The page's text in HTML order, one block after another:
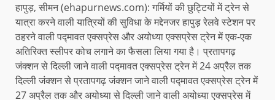
हापुड़, सीमन (ehapurnews.com): गर्मियों की छुट्टियों में ट्रेन से
यात्रा करने वाली यात्रियों की सुविधा के मद्देनजर हापुड़ रेलवे स्टेशन पर
ठहरने वाली पद्मावत एक्सप्रेस और अयोध्या एक्सप्रेस ट्रेन में एक-एक
अतिरिक्त स्लीपर कोच लगाने का फैसला लिया गया है। प्रतापगढ़
जंक्शन से दिल्ली जाने वाली पद्मावत एक्सप्रेस ट्रेन में 24 अप्रैल तक
दिल्ली जंक्शन से प्रतापगढ़ जंक्शन जाने वाली पद्मावत एक्सप्रेस ट्रेन में
27 अप्रैल तक और अयोध्या से दिल्ली जाने वाली अयोध्या एक्सप्रेस में